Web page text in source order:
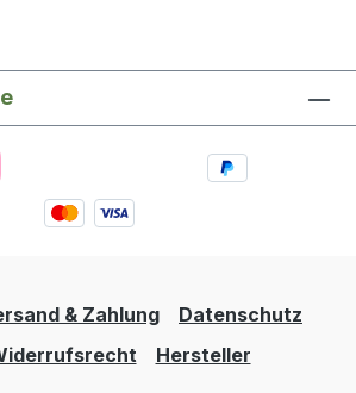
& Zahlung
Datenschutz
Hersteller